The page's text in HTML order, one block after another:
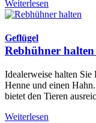
Weiterlesen
Geflügel
Rebhühner
Idealerweise halten Sie
Henne und einen
bietet den Tieren
Weiterlesen